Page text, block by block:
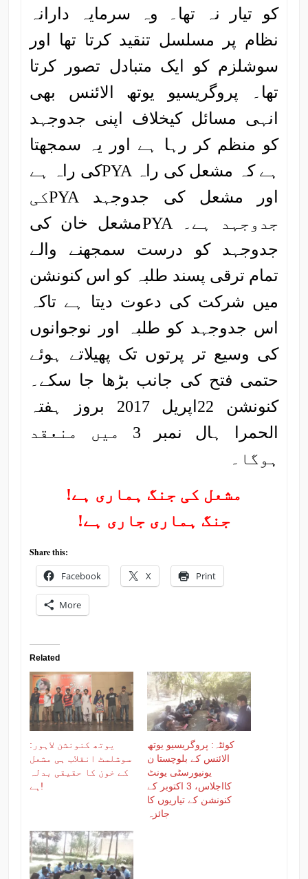
کو تیار نہ تھا۔ وہ سرمایہ دارانہ
نظام پر مسلسل تنقید کرتا تھا اور
سوشلزم کو ایک متبادل تصور کرتا
تھا۔ پروگریسیو یوتھ الائنس بھی
انہی مسائل کیخلاف اپنی جدوجہد
کو منظم کر رہا ہے اور یہ سمجھتا
ہے کہ مشعل کی راہ PYAکی راہ ہے
اور مشعل کی جدوجہد PYAکی
جدوجہد ہے۔ PYAمشعل خان کی
جدوجہد کو درست سمجھنے والے
تمام ترقی پسند طلبہ کو اس کنونشن
میں شرکت کی دعوت دیتا ہے تاکہ
اس جدوجہد کو طلبہ اور نوجوانوں
کی وسیع تر پرتوں تک پھیلاتے ہوئے
حتمی فتح کی جانب بڑھا جا سکے۔
کنونشن 22اپریل 2017 بروز ہفتہ
الحمرا ہال نمبر 3 میں منعقد
ہوگا۔
مشعل کی جنگ ہماری ہے!
جنگ ہماری جاری ہے!
Share this:
Facebook X Print
More
Related
یوتھ کنونشن لاہور:
سوشلسٹ انقلاب ہی مشعل
کے خون کا حقیقی بدلہ
ہے!
کوئٹہ: پروگریسیو یوتھ
الائنس کے بلوچستا ن
یونیورسٹی یونٹ
کااجلاس، 3 اکتوبر کے
کنونشن کے تیاریوں کا
جائزہ